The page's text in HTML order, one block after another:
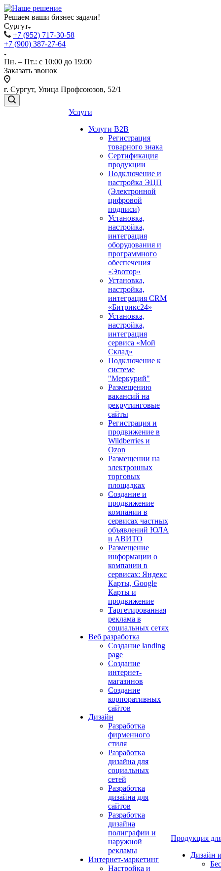
Решаем ваши бизнес задачи!
Сургут
+7 (952) 717-30-58
+7 (900) 387-27-64
Пн. – Пт.: с 10:00 до 19:00
Заказать звонок
г. Сургут, Улица Профсоюзов, 52/1
Услуги
Услуги B2B
Регистрация
товарного знака
Сертификация
продукции
Подключение и
настройка ЭЦП
(Электронной
цифровой
подписи)
Установка,
настройка,
интеграция
оборудования и
программного
обеспечения
«Эвотор»
Установка,
настройка,
интеграция CRM
«Битрикс24»
Установка,
настройка,
интеграция
сервиса «Мой
Склад»
Подключение к
системе
"Меркурий"
Размещению
вакансий на
рекрутинговые
сайты
Регистрация и
продвижение в
Wildberries и
Ozon
Размещении на
электронных
торговых
площадках
Создание и
продвижение
компании в
сервисах частных
объявлений ЮЛА
и АВИТО
Размещение
информации о
компании в
сервисах: Яндекс
Карты, Google
Карты и
продвижение
Таргетированная
реклама в
социальных сетях
Веб разработка
Создание landing
page
Создание
интернет-
магазинов
Создание
корпоративных
сайтов
Дизайн
Разработка
фирменного
стиля
Разработка
дизайна для
социальных
сетей
Разработка
дизайна для
сайтов
Разработка
дизайна
полиграфии и
наружной
рекламы
Интернет-маркетинг
Настройка и
Продукция
Дизайн